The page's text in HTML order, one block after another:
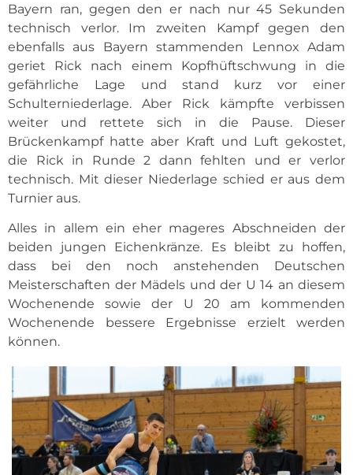
Bayern ran, gegen den er nach nur 45 Sekunden
technisch verlor. Im zweiten Kampf gegen den
ebenfalls aus Bayern stammenden Lennox Adam
geriet Rick nach einem Kopfhüftschwung in die
gefährliche Lage und stand kurz vor einer
Schulterniederlage. Aber Rick kämpfte verbissen
weiter und rettete sich in die Pause. Dieser
Brückenkampf hatte aber Kraft und Luft gekostet,
die Rick in Runde 2 dann fehlten und er verlor
technisch. Mit dieser Niederlage schied er aus dem
Turnier aus.
Alles in allem ein eher mageres Abschneiden der
beiden jungen Eichenkränze. Es bleibt zu hoffen,
dass bei den noch anstehenden Deutschen
Meisterschaften der Mädels und der U 14 an diesem
Wochenende sowie der U 20 am kommenden
Wochenende bessere Ergebnisse erzielt werden
können.